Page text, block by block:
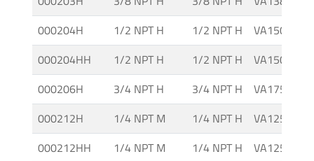
000204H
1/2 NPT H 1/2 NPT H
VA150 IT
000204HH
1/2 NPT H 1/2 NPT H
VA150 IT-
000206H
3/4 NPT H 3/4 NPT H
VA175 IT
000212H
1/4 NPT M 1/4 NPT H
VA125M IT
000212HH
1/4 NPT M 1/4 NPT H
VA125M IT-